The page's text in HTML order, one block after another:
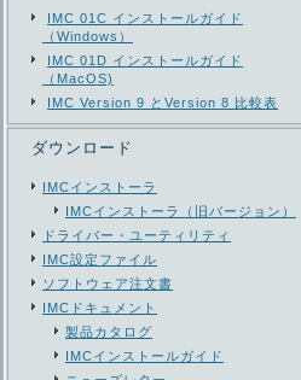
IMC 01C インストールガイド
（Windows）
IMC 01D インストールガイド
（MacOS)
IMC Version 9 とVersion 8 比較表
ダウンロード
IMCインストーラ
IMCインストーラ（旧バージョン）
ドライバー・ユーティリティ
IMC設定ファイル
ソフトウェア注文書
IMCドキュメント
製品カタログ
IMCインストールガイド